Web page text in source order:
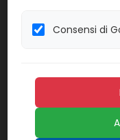
Confezione:
Consensi di